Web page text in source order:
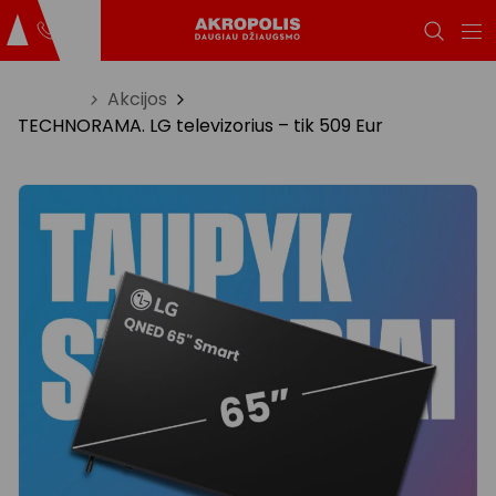
Akcijos
TECHNORAMA. LG televizorius – tik 509 Eur